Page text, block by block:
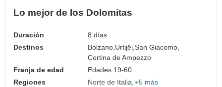
Lo mejor de los Dolomitas
Duración
8 días
Destinos
Bolzano, Urtijëi,San Giacomo,
Cortina de Ampezzo
Franja de edad
Edades 19-60
Regiones
Norte de Italia +5 más